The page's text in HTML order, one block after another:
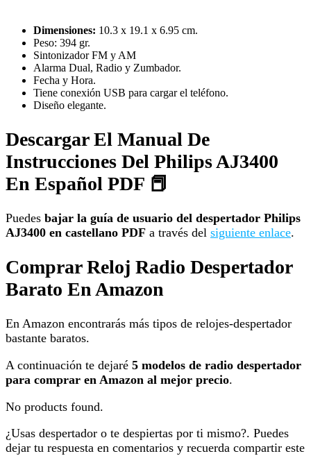
Dimensiones: 10.3 x 19.1 x 6.95 cm.
Peso: 394 gr.
Sintonizador FM y AM
Alarma Dual, Radio y Zumbador.
Fecha y Hora.
Tiene conexión USB para cargar el teléfono.
Diseño elegante.
Descargar El Manual De
Instrucciones Del Philips AJ3400
En Español PDF 📕
Puedes bajar la guía de usuario del despertador Philips
AJ3400 en castellano PDF a través del siguiente enlace.
Comprar Reloj Radio Despertador
Barato En Amazon
En Amazon encontrarás más tipos de relojes-despertador
bastante baratos.
A continuación te dejaré 5 modelos de radio despertador
para comprar en Amazon al mejor precio.
No products found.
¿Usas despertador o te despiertas por ti mismo?. Puedes
dejar tu respuesta en comentarios y recuerda compartir este